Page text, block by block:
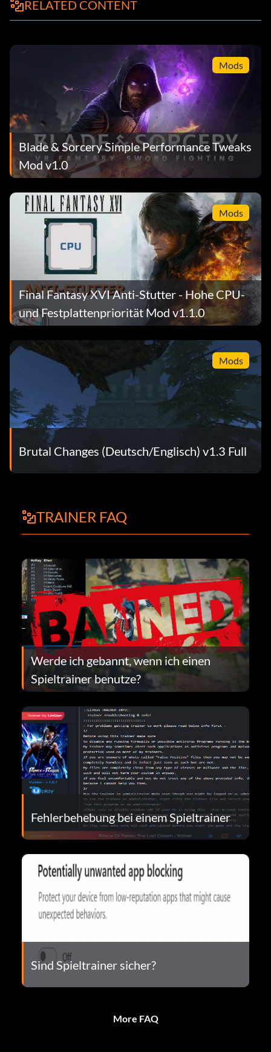
RELATED CONTENT
Mods
Blade & Sorcery Simple Performance Tweaks
Mod v1.0
Mods
Final Fantasy XVI Anti-Stutter - Hohe CPU-
und Festplattenpriorität Mod v1.1.0
Mods
Brutal Changes (Deutsch/Englisch) v1.3 Full
TRAINER FAQ
Werde ich gebannt, wenn ich einen
Spieltrainer benutze?
Fehlerbehebung bei einem Spieltrainer
Sind Spieltrainer sicher?
More FAQ